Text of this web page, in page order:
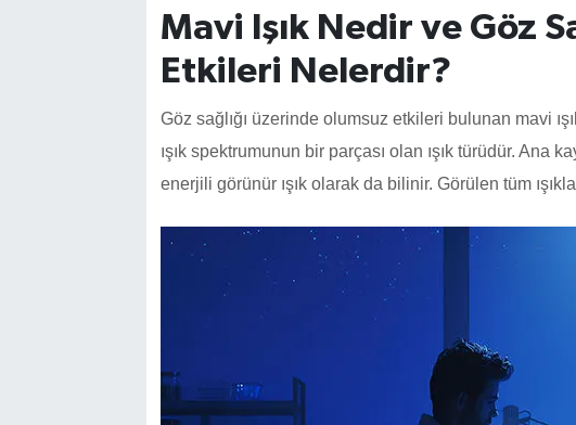
Mavi Işık Nedir ve Göz
Etkileri Nelerdir?
Göz sağlığı üzerinde olumsuz etkileri bulunan mavi
ışık spektrumunun bir parçası olan ışık türüdür. Ana
enerjili görünür ışık olarak da bilinir. Görülen tüm